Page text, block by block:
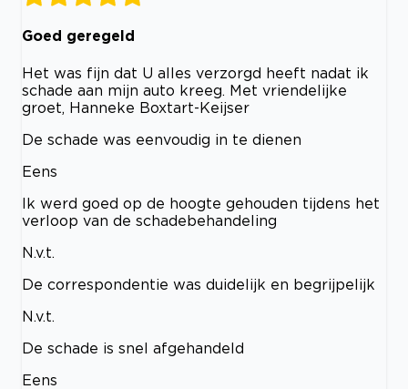
Goed geregeld
Het was fijn dat U alles verzorgd heeft nadat ik
schade aan mijn auto kreeg. Met vriendelijke
groet, Hanneke Boxtart-Keijser
De schade was eenvoudig in te dienen
Eens
Ik werd goed op de hoogte gehouden tijdens het
verloop van de schadebehandeling
N.v.t.
De correspondentie was duidelijk en begrijpelijk
N.v.t.
De schade is snel afgehandeld
Eens